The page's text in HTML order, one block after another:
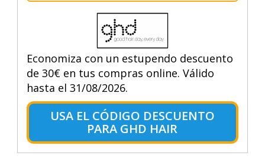
Economiza con un estupendo descuento
de 30€ en tus compras online. Válido
hasta el 31/08/2026.
USA EL CÓDIGO DESCUENTO
PARA GHD HAIR